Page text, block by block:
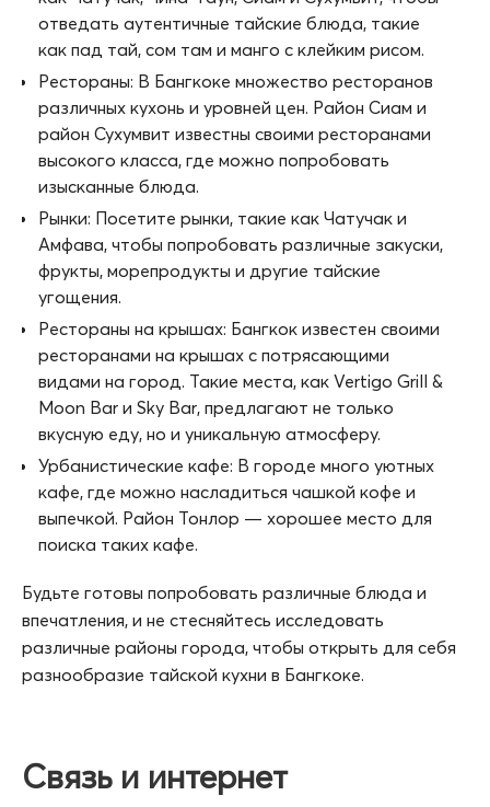
отведать аутентичные тайские блюда, такие
как пад тай, сом там и манго с клейким рисом.
Рестораны: В Бангкоке множество ресторанов
различных кухонь и уровней цен. Район Сиам и
район Сухумвит известны своими ресторанами
высокого класса, где можно попробовать
изысканные блюда.
Рынки: Посетите рынки, такие как Чатучак и
Амфава, чтобы попробовать различные закуски,
фрукты, морепродукты и другие тайские
угощения.
Рестораны на крышах: Бангкок известен своими
ресторанами на крышах с потрясающими
видами на город. Такие места, как Vertigo Grill &
Moon Bar и Sky Bar, предлагают не только
вкусную еду, но и уникальную атмосферу.
Урбанистические кафе: В городе много уютных
кафе, где можно насладиться чашкой кофе и
выпечкой. Район Тонлор — хорошее место для
поиска таких кафе.
Будьте готовы попробовать различные блюда и
впечатления, и не стесняйтесь исследовать
различные районы города, чтобы открыть для себя
разнообразие тайской кухни в Бангкоке.
Связь и интернет